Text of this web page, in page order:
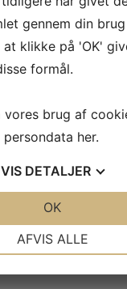
gennem din
at klikke på 'OK'
formål.
brug af
her.
VIS DETALJER
AFVIS ALLE
OK